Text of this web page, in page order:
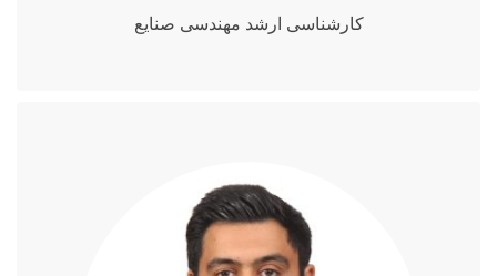
کارشناسی ارشد مهندسی صنایع